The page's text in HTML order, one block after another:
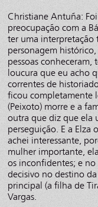
Christiane Antuña:
preocupação com a
ter uma interpretação
personagem
pessoas conheceram,
loucura que eu acho
correntes de
ficou completamente
(Peixoto) morre e a
outra que diz que ela
perseguição. E a Elza
achei interessante,
mulher importante,
os inconfidentes; e
decisivo no destino
principal (a filha de
Vargas.